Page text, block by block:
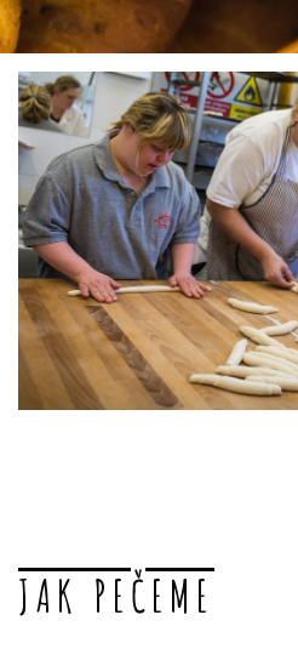
JAK PEČEME